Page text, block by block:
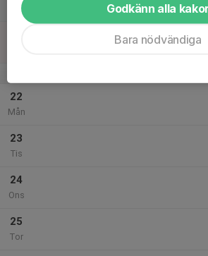
Lör
22
Mån
23
Tis
24
Ons
25
Tor
Godkänn alla kakor
Bara nödvändiga